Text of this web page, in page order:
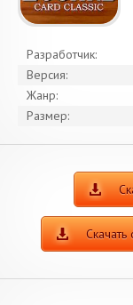
Разработчик:
Версия:
Жанр:
Размер: